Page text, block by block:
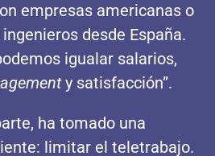
empresas americanas o
desde España.
igualar salarios,
y satisfacción”.
ha tomado una
limitar el teletrabajo.